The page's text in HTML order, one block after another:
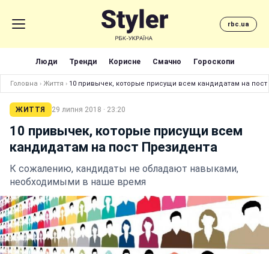
rbc.ua
Люди Тренди Корисне Смачно Гороскопи
Головна › Життя › 10 привычек, которые присущи всем кандидатам на
ЖИТТЯ 29 липня 2018 · 23:20
10 привычек, которые присущи всем
кандидатам на пост Президента
К сожалению, кандидаты не обладают навыками,
необходимыми в наше время